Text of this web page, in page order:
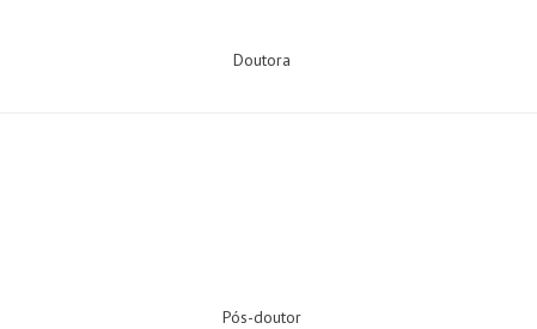
Doutora
Pós-doutor